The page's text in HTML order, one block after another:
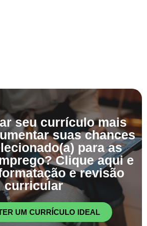
seu currículo mais
suas chances
para as
Clique aqui e
e revisão
curricular
UM CURRÍCULO IDEAL